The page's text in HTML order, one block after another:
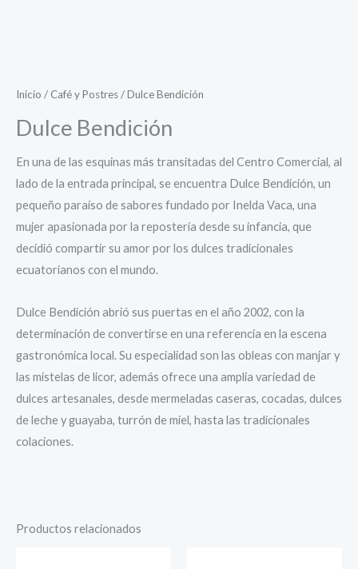
Inicio / Café y Postres/ Dulce Bendición
Dulce Bendición
En una de las esquinas más transitadas del Centro Comercial, al
lado de la entrada principal, se encuentra Dulce Bendición, un
pequeño paraíso de sabores fundado por Inelda Vaca, una
mujer apasionada por la repostería desde su infancia, que
decidió compartir su amor por los dulces tradicionales
ecuatorianos con el mundo.
Dulce Bendición abrió sus puertas en el año 2002, con la
determinación de convertirse en una referencia en la escena
gastronómica local. Su especialidad son las obleas con manjar y
las mistelas de licor, además ofrece una amplia variedad de
dulces artesanales, desde mermeladas caseras, cocadas, dulces
de leche y guayaba, turrón de miel, hasta las tradicionales
colaciones.
Productos relacionados